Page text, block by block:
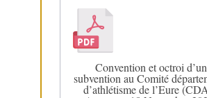
Convention et octroi
subvention au Comité
d’athlétisme de l’Eure